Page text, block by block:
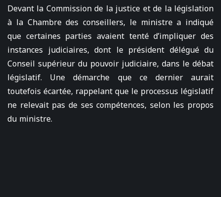
Devant la Commission de la justice et de la législation
à la Chambre des conseillers, le ministre a indiqué
que certaines parties avaient tenté d’impliquer des
instances judiciaires, dont le président délégué du
Conseil supérieur du pouvoir judiciaire, dans le débat
législatif. Une démarche que ce dernier aurait
toutefois écartée, rappelant que le processus législatif
ne relevait pas de ses compétences, selon les propos
du ministre.